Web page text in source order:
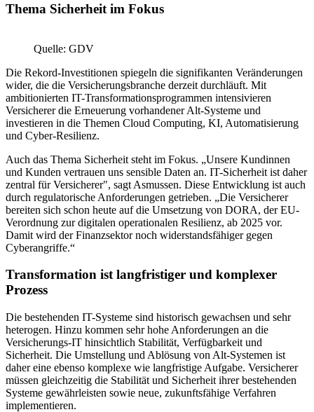
Thema Sicherheit im Fokus
Quelle: GDV
Die Rekord-Investitionen spiegeln die signifikanten Veränderungen
wider, die die Versicherungsbranche derzeit durchläuft. Mit
ambitionierten IT-Transformationsprogrammen intensivieren
Versicherer die Erneuerung vorhandener Alt-Systeme und
investieren in die Themen Cloud Computing, KI, Automatisierung
und Cyber-Resilienz.
Auch das Thema Sicherheit steht im Fokus. „Unsere Kundinnen
und Kunden vertrauen uns sensible Daten an. IT-Sicherheit ist daher
zentral für Versicherer", sagt Asmussen. Diese Entwicklung ist auch
durch regulatorische Anforderungen getrieben. „Die Versicherer
bereiten sich schon heute auf die Umsetzung von DORA, der EU-
Verordnung zur digitalen operationalen Resilienz, ab 2025 vor.
Damit wird der Finanzsektor noch widerstandsfähiger gegen
Cyberangriffe.“
Transformation ist langfristiger und komplexer
Prozess
Die bestehenden IT-Systeme sind historisch gewachsen und sehr
heterogen. Hinzu kommen sehr hohe Anforderungen an die
Versicherungs-IT hinsichtlich Stabilität, Verfügbarkeit und
Sicherheit. Die Umstellung und Ablösung von Alt-Systemen ist
daher eine ebenso komplexe wie langfristige Aufgabe. Versicherer
müssen gleichzeitig die Stabilität und Sicherheit ihrer bestehenden
Systeme gewährleisten sowie neue, zukunftsfähige Verfahren
implementieren.